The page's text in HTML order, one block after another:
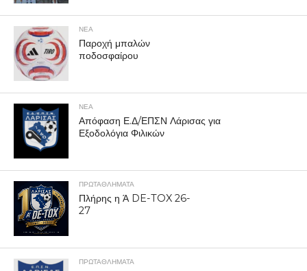
ΝΕΑ
Παροχή μπαλών
ποδοσφαίρου
ΝΕΑ
Απόφαση Ε.Δ/ΕΠΣΝ Λάρισας για
Εξοδολόγια Φιλικών
ΠΡΩΤΑΘΛΉΜΑΤΑ
Πλήρης η Ά DE-TOX 26-
27
ΠΡΩΤΑΘΛΉΜΑΤΑ